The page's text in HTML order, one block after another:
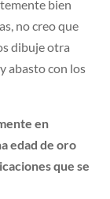
bien
no creo que
dibuje otra
abasto con los
en
edad de oro
que se